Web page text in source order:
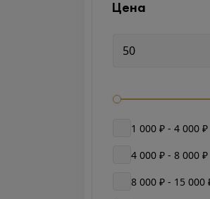
Цена
1 000 ₽ - 4 000 ₽
4 000 ₽ - 8 000 ₽
8 000 ₽ - 15 000